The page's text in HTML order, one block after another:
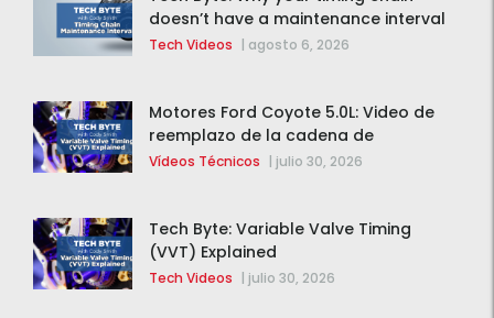
doesn’t have a maintenance interval
Tech Videos | agosto 6, 2026
Motores Ford Coyote 5.0L: Video de
reemplazo de la cadena de
distribución de la F-150 2015 – 2020
Vídeos Técnicos | julio 30, 2026
Tech Byte: Variable Valve Timing
(VVT) Explained
Tech Videos | julio 30, 2026